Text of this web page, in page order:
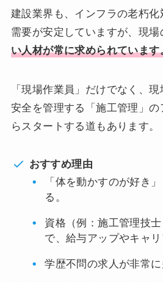
建設業界も、インフラの老朽
需要が安定していますが、現場
い人材が常に求められています
「現場作業員」だけでなく、
安全を管理する「施工管理」
らスタートする道もあります。
おすすめ理由
「体を動かすのが好き
る。
資格（例：施工管理技
で、給与アップやキャリ
学歴不問の求人が非常に